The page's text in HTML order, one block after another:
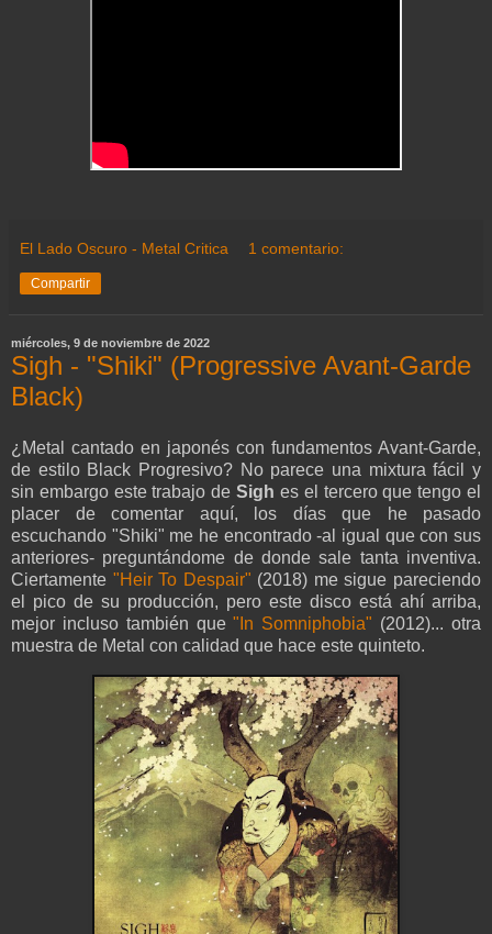
El Lado Oscuro - Metal Critica 1 comentario:
Compartir
miércoles, 9 de noviembre de 2022
Sigh - "Shiki" (Progressive Avant-Garde
Black)
¿Metal cantado en japonés con fundamentos Avant-Garde,
de estilo Black Progresivo? No parece una mixtura fácil y
sin embargo este trabajo deSigh es el tercero que tengo el
placer de comentar aquí, los días que he pasado
escuchando "Shiki" me he encontrado -al igual que con sus
anteriores- preguntándome de donde sale tanta inventiva.
Ciertamente "Heir To Despair" (2018) me sigue pareciendo
el pico de su producción, pero este disco está ahí arriba,
mejor incluso también que"In Somniphobia" (2012)... otra
muestra de Metal con calidad que hace este quinteto.